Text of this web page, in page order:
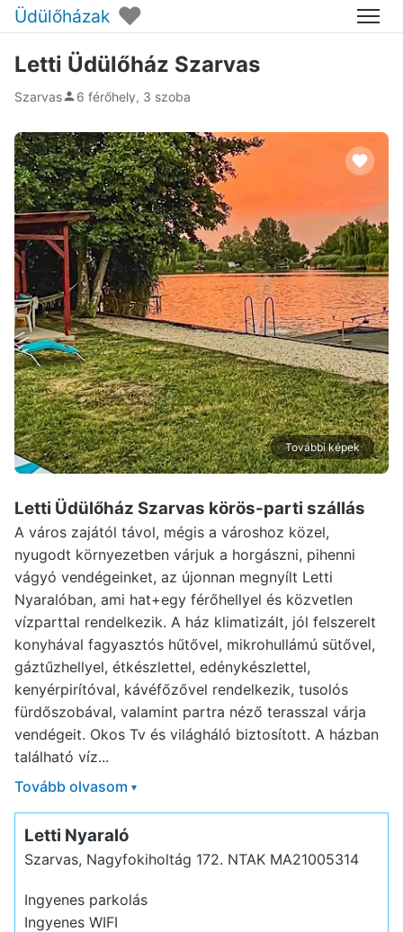
Üdülőházak ♥ Menü
Letti Üdülőház Szarvas
Szarvas 6 férőhely, 3 szoba
További képek
Letti Üdülőház Szarvas körös-parti szállás
A város zajától távol, mégis a városhoz közel,
nyugodt környezetben várjuk a horgászni, pihenni
vágyó vendégeinket, az újonnan megnyílt Letti
Nyaralóban, ami hat+egy férőhellyel és közvetlen
vízparttal rendelkezik. A ház klimatizált, jól felszerelt
konyhával fagyasztós hűtővel, mikrohullámú sütővel,
gáztűzhellyel, étkészlettel, edénykészlettel,
kenyérpirítóval, kávéfőzővel rendelkezik, tusolós
fürdőszobával, valamint partra néző terasszal várja
vendégeit. Okos Tv és világháló biztosított. A házban
található víz...
Tovább olvasom ▾
Letti Nyaraló
Szarvas, Nagyfokiholtág 172. NTAK MA21005314
Ingyenes parkolás
Ingyenes WIFI